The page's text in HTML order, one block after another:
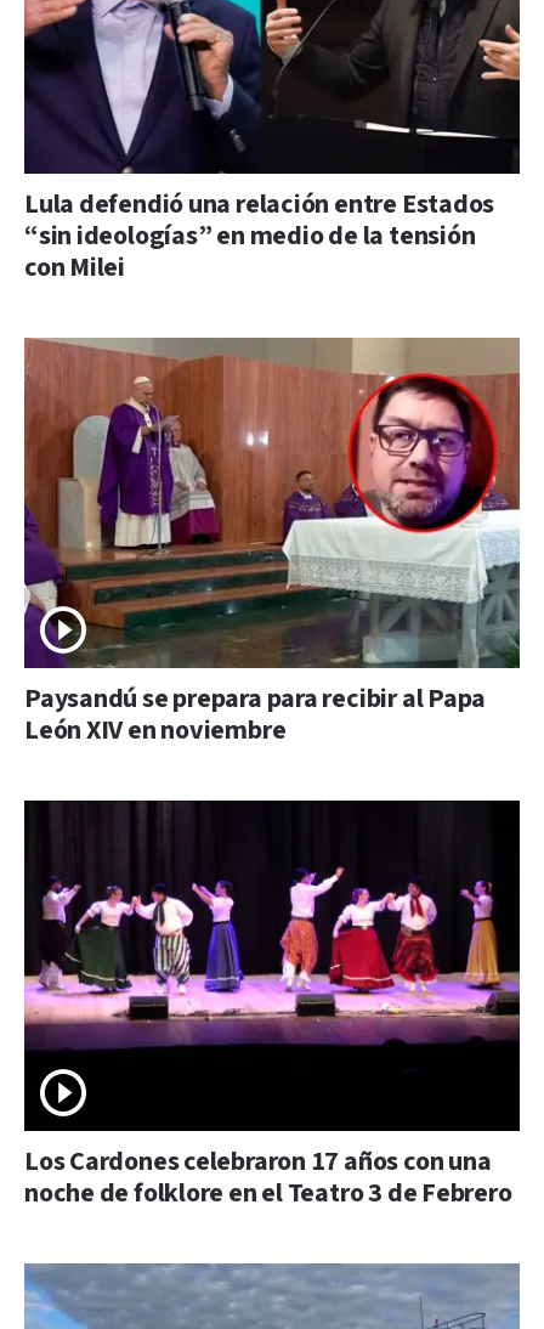
Lula defendió una relación entre Estados
“sin ideologías” en medio de la tensión
con Milei
Paysandú se prepara para recibir al Papa
León XIV en noviembre
Los Cardones celebraron 17 años con una
noche de folklore en el Teatro 3 de Febrero